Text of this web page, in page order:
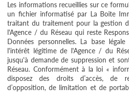
Les informations recueillies sur ce
un fichier informatisé par La Boite
traitant du traitement pour la gestion
l'Agence / du Réseau qui reste
Données personnelles. La base
l'intérêt légitime de l'Agence / du
jusqu'à demande de suppression et
Réseau. Conformément à la loi «
disposez des droits d’accès, de
d’opposition, de limitation et de